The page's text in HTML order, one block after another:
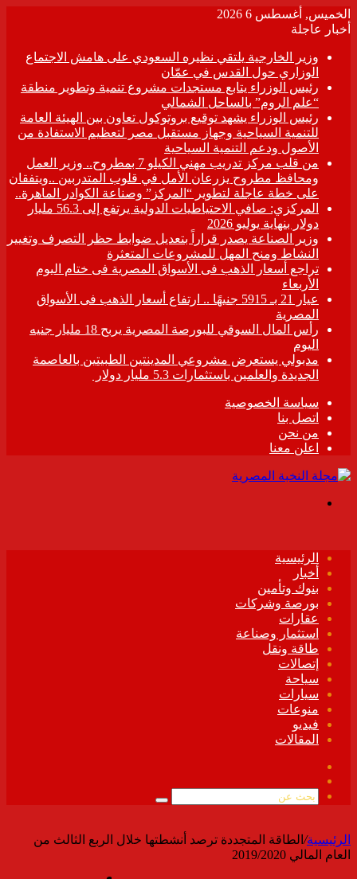
الخميس, أغسطس 6 2026
أخبار عاجلة
وزير الخارجية يلتقي نظيره السعودي على هامش الاجتماع
الوزاري حول القدس في عمّان
رئيس الوزراء يتابع مستجدات مشروع تنمية وتطوير منطقة
“علم الروم” بالساحل الشمالي
رئيس الوزراء يشهد توقيع بروتوكول تعاون بين الهيئة العامة
للتنمية السياحية وجهاز مستقبل مصر لتعظيم الاستفادة من
الأصول ودعم التنمية السياحية
من قلب مركز تدريب مهني الكيلو 7 بمطروح.. وزير العمل
ومحافظ مطروح يزرعان الأمل في قلوب المتدربين ..ويتفقان
على خطة عاجلة لتطوير “المركز” وصناعة الكوادر الماهرة..
المركزي: صافي الاحتياطيات الدولية يرتفع إلى 56.3 مليار
دولار بنهاية يوليو 2026
وزير الصناعة يصدر قراراً بتعديل ضوابط حظر التصرف وتغيير
النشاط ومنح المهل للمشروعات المتعثرة
تراجع أسعار الذهب فى الأسواق المصرية فى ختام اليوم
الأربعاء
عيار 21 بـ 5915 جنيهًا .. ارتفاع أسعار الذهب فى الأسواق
المصرية
رأس المال السوقي للبورصة المصرية يربح 18 مليار جنيه
اليوم
مدبولي يستعرض مشروعي المدينتين الطبيتين بالعاصمة
الجديدة والعلمين باستثمارات 5.3 مليار دولار
سياسة الخصوصية
اتصل بنا
من نحن
اعلن معنا
الرئيسية
أخبار
بنوك وتأمين
بورصة وشركات
عقارات
استثمار وصناعة
طاقة ونقل
إتصالات
سياحة
سيارات
منوعات
فيديو
المقالات
الموقع
بحث
الرئيسية/ الطاقة المتجددة ترصد أنشطتها خلال الربع الثالث من
العام المالي 2019/2020